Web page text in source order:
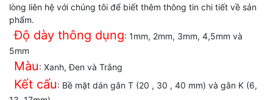
lòng liên hệ với chúng tôi để biết thêm thông tin chi tiết về sản
phẩm.
Độ dày thông dụng: 1mm, 2mm, 3mm, 4,5mm và
5mm
Màu: Xanh, Đen và Trắng
Kết cấu: Bề mặt dán gân T (20 , 30 , 40 mm) và gân K (6,